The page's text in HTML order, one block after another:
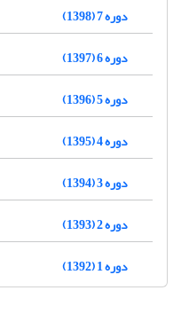
دوره 7 (1398)
دوره 6 (1397)
دوره 5 (1396)
دوره 4 (1395)
دوره 3 (1394)
دوره 2 (1393)
دوره 1 (1392)